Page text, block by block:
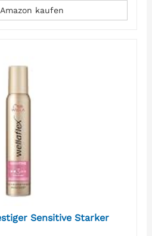
kaufen
Sensitive Starker